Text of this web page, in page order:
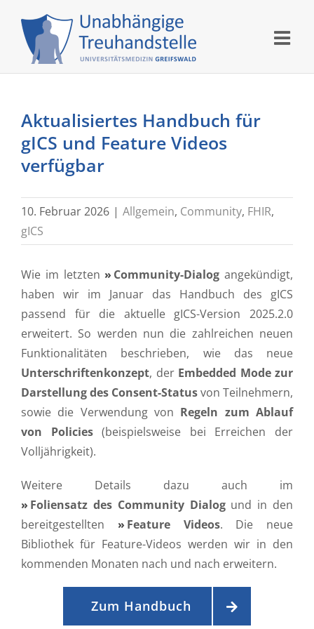
content
Aktualisiertes Handbuch für
gICS und Feature Videos
verfügbar
10. Februar 2026 | Allgemein, Community, FHIR,
gICS
Wie im letzten Community-Dialog angekündigt,
haben wir im Januar das Handbuch des gICS
passend für die aktuelle gICS-Version 2025.2.0
erweitert. So werden nun die zahlreichen neuen
Funktionalitäten beschrieben, wie das neue
Unterschriftenkonzept, der Embedded Mode zur
Darstellung des Consent-Statusvon Teilnehmern,
sowie die Verwendung von Regeln zum Ablauf
von Policies(beispielsweise bei Erreichen der
Volljährigkeit).
Weitere Details dazu auch im
Foliensatz des Community Dialogund in den
bereitgestellten
Feature Videos. Die neue
Bibliothek für Feature-Videos werden wir in den
kommenden Monaten nach und nach erweitern.
Zum Handbuch